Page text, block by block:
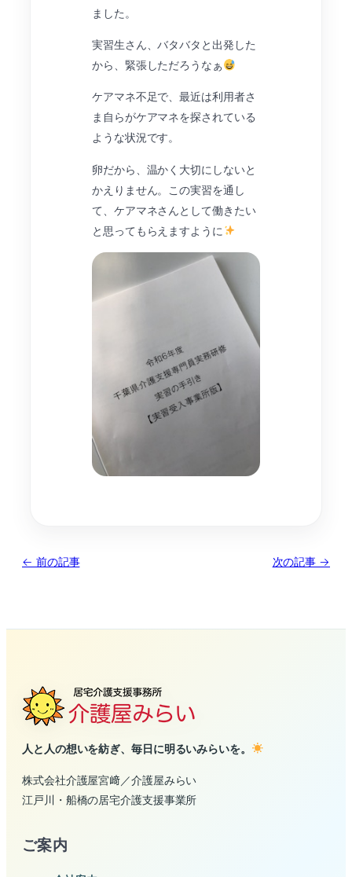
ました。
実習生さん、バタバタと出発した
から、緊張しただろうなぁ
ケアマネ不足で、最近は利用者さ
ま自らがケアマネを探されている
ような状況です。
卵だから、温かく大切にしないと
かえりません。この実習を通し
て、ケアマネさんとして働きたい
と思ってもらえますように
← 前の記事 次の記事 →
人と人の想いを紡ぎ、毎日に明るいみらいを。
株式会社介護屋宮﨑／介護屋みらい
江戸川・船橋の居宅介護支援事業所
ご案内